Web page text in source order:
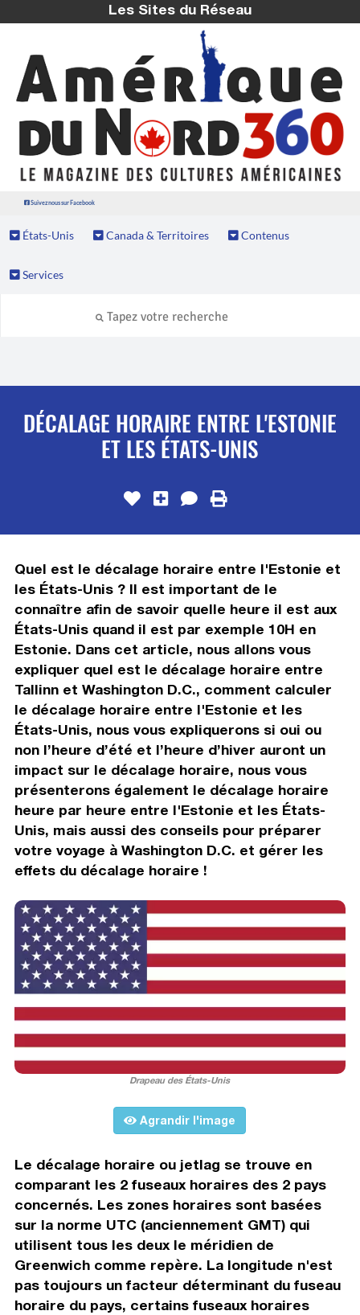
Les Sites du Réseau
Suivez nous sur Facebook
États-Unis Canada & Territoires Contenus
Services
DÉCALAGE HORAIRE ENTRE L'ESTONIE
ET LES ÉTATS-UNIS
Quel est le décalage horaire entre l'Estonie et
les États-Unis ? Il est important de le
connaître afin de savoir quelle heure il est aux
États-Unis quand il est par exemple 10H en
Estonie. Dans cet article, nous allons vous
expliquer quel est le décalage horaire entre
Tallinn et Washington D.C., comment calculer
le décalage horaire entre l'Estonie et les
États-Unis, nous vous expliquerons si oui ou
non l’heure d’été et l’heure d’hiver auront un
impact sur le décalage horaire, nous vous
présenterons également le décalage horaire
heure par heure entre l'Estonie et les États-
Unis, mais aussi des conseils pour préparer
votre voyage à Washington D.C. et gérer les
effets du décalage horaire !
Drapeau des États-Unis
Agrandir l'image
Le décalage horaire ou jetlag se trouve en
comparant les 2 fuseaux horaires des 2 pays
concernés. Les zones horaires sont basées
sur la norme UTC (anciennement GMT) qui
utilisent tous les deux le méridien de
Greenwich comme repère. La longitude n'est
pas toujours un facteur déterminant du fuseau
horaire du pays, certains fuseaux horaires